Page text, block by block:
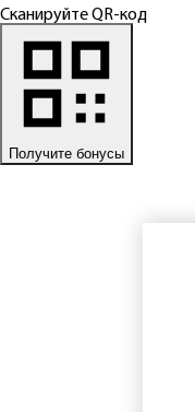
Сканируйте QR-код
Получите бонусы